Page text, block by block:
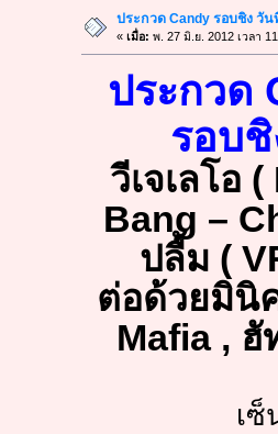
ประกวด Candy รอบชิง วัน
« เมื่อ: พ. 27 มิ.ย. 2012 เวลา
ประกวด
รอบ
วีเจเลโอ
Bang –
ปลื้ม (
ต่อด้วยมินิ
Mafia ,
เ